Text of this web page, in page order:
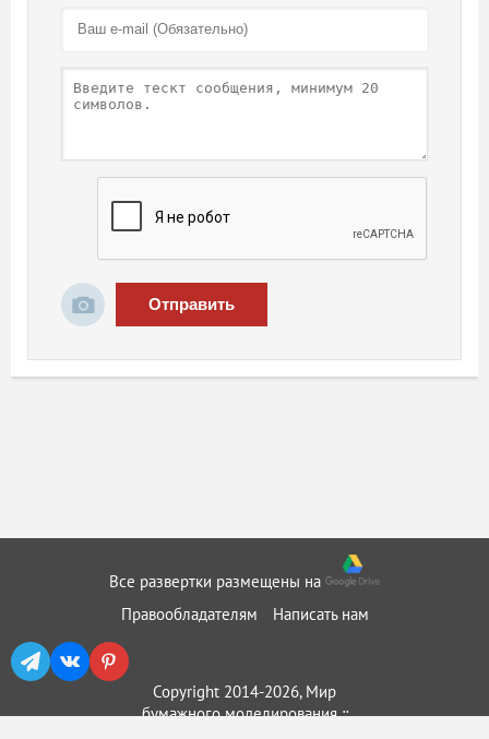
Отправить
Все развертки размещены на
Правообладателям
Написать нам
Copyright 2014-2026, Мир
бумажного моделирования ::